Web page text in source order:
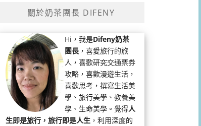
關於奶茶團長 DIFENY
Hi，我是Difeny奶茶
團長 ，喜愛旅行的旅
人，喜歡研究交通票券
攻略，喜歡漫遊生活，
喜歡思考，撰寫生活美
學、旅行美學、教養美
學、生命美學。覺得人
生即是旅行，旅行即是人生 ，利用深度的